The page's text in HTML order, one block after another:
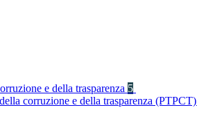
e della trasparenza 5
corruzione e della trasparenza (PTPCT)